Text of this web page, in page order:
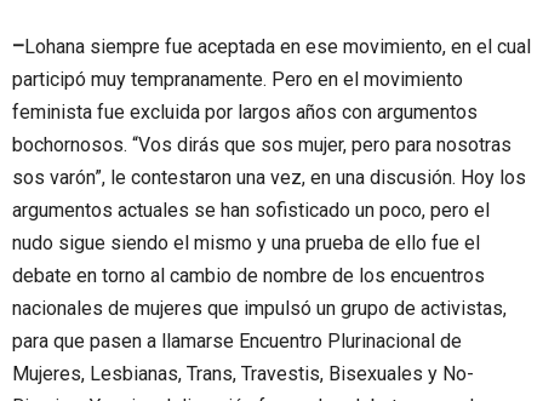
–Lohana siempre fue aceptada en ese movimiento, en el cual
participó muy tempranamente. Pero en el movimiento
feminista fue excluida por largos años con argumentos
bochornosos. “Vos dirás que sos mujer, pero para nosotras
sos varón”, le contestaron una vez, en una discusión. Hoy los
argumentos actuales se han sofisticado un poco, pero el
nudo sigue siendo el mismo y una prueba de ello fue el
debate en torno al cambio de nombre de los encuentros
nacionales de mujeres que impulsó un grupo de activistas,
para que pasen a llamarse Encuentro Plurinacional de
Mujeres, Lesbianas, Trans, Travestis, Bisexuales y No-